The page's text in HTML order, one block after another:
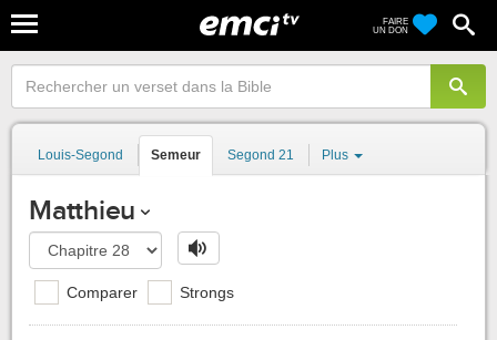
FAIRE
UN DON
Louis-Segond Semeur Segond 21 Plus
Matthieu
Comparer Strongs